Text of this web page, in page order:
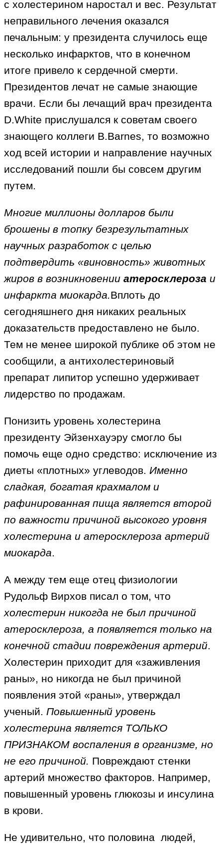
с холестерином наростал и вес. Результат
неправильного лечения оказался
печальным: у президента случилось еще
несколько инфарктов, что в конечном
итоге привело к сердечной смерти.
Президентов лечат не самые знающие
врачи. Если бы лечащий врач президента
D.White прислушался к советам своего
знающего коллеги B.Barnes, то возможно
ход всей истории и направление научных
исследований пошли бы совсем другим
путем.
Многие миллионы долларов были
брошены в топку безрезультатных
научных разработок с целью
подтвердить «виновность» животных
жиров в возникновении атеросклероза и
инфаркта миокарда. Вплоть до
сегодняшнего дня никаких реальных
доказательств предоставлено не было.
Тем не менее широкой публике об этом не
сообщили, а антихолестериновый
препарат липитор успешно удерживает
лидерство по продажам.
Понизить уровень холестерина
президенту Эйзенхауэру смогло бы
помочь еще одно средство: исключение из
диеты «плотных» углеводов. Именно
сладкая, богатая крахмалом и
рафинированная пища является второй
по важности причиной высокого уровня
холестерина и атеросклероза артерий
миокарда
А между тем еще отец физиологии
Рудольф Вирхов писал о том, что
холестерин никогда не был причиной
атеросклероза, а появляется только на
конечной стадии повреждения артерий
Холестерин приходит для «заживления
раны», но никогда не был причиной
появления этой «раны», утверждал
ученый. Повышенный уровень
холестерина является ТОЛЬКО
ПРИЗНАКОМ воспаления в организме, но
не его причиной. Повреждают стенки
артерий множество факторов. Например,
повышенный уровень глюкозы и инсулина
в крови.
Не удивительно, что половина людей,